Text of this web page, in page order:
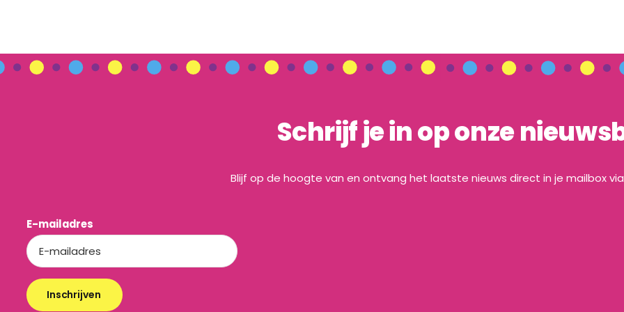
Schrijf je in op onze
Blijf op de hoogte van en ontvang het laatste nieuws direct in je mailbox
E-mailadres
Inschrijven